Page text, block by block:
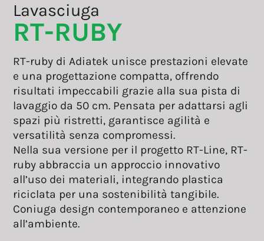
Lavasciuga
RT-RUBY
RT-ruby di Adiatek unisce prestazioni elevate
e una progettazione compatta, offrendo
risultati impeccabili grazie alla sua pista di
lavaggio da 50 cm. Pensata per adattarsi agli
spazi più ristretti, garantisce agilità e
versatilità senza compromessi.
Nella sua versione per il progetto RT-Line, RT-
ruby abbraccia un approccio innovativo
all’uso dei materiali, integrando plastica
riciclata per una sostenibilità tangibile.
Coniuga design contemporaneo e attenzione
all’ambiente.